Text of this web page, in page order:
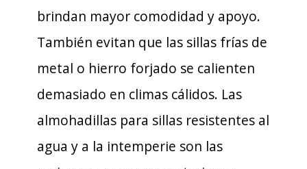
brindan mayor comodidad y apoyo.
También evitan que las sillas frías de
metal o hierro forjado se calienten
demasiado en climas cálidos. Las
almohadillas para sillas resistentes al
agua y a la intemperie son las